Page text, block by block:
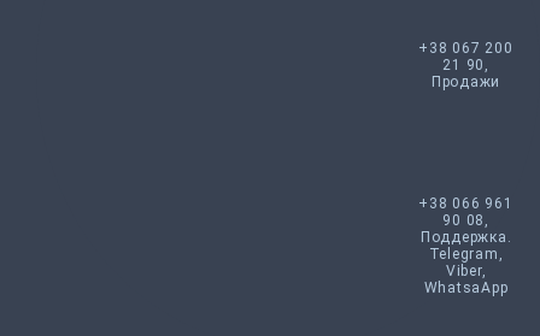
+38 067 200
21 90,
Продажи
+38 066 961
90 08,
Поддержка.
Telegram,
Viber,
WhatsaApp